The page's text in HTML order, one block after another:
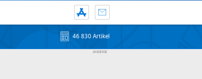
46 830 Artikel